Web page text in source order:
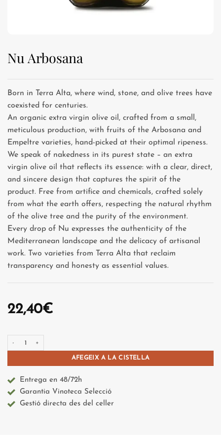
Nu Arbosana
Born in Terra Alta, where wind, stone, and olive trees have
coexisted for centuries.
An organic extra virgin olive oil, crafted from a small,
meticulous production, with fruits of the Arbosana and
Empeltre varieties, hand-picked at their optimal ripeness.
We speak of nakedness in its purest state – an extra
virgin olive oil that reflects its essence: with a clear, direct,
and sincere design that captures the spirit of the
product. Free from artifice and chemicals, crafted solely
from what the earth offers, respecting the natural rhythm
of the olive tree and the purity of the environment.
Every drop of Nu expresses the authenticity of the
Mediterranean landscape and the delicacy of artisanal
work. Two varieties from Terra Alta that reclaim
transparency and honesty as essential values.
22,40€
AFEGEIX A LA CISTELLA
Entrega en 48/72h
Garantia Vinoteca Selecció
Gestió directa des del celler